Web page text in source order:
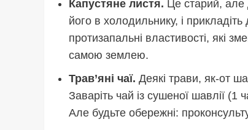
Капустяне листя. Це старий, але
його в холодильнику, і
протизапальні властивості, які
самою землею.
Трав’яні чаї. Деякі трави, як-от
Заваріть чай із сушеної шавлії
Але будьте обережні: